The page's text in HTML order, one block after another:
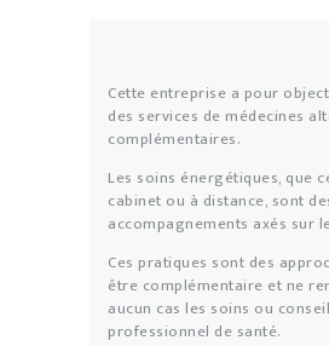
Cette entreprise a pour
des services de médecines
complémentaires.
Les soins énergétiques, que
cabinet ou à distance, sont
accompagnements axés sur
Ces pratiques sont des
être complémentaire et ne
aucun cas les soins ou
professionnel de santé.